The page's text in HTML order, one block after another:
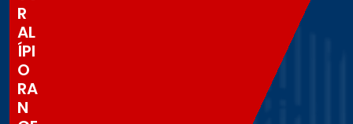
R
AL
ÍPI
O
RA
N